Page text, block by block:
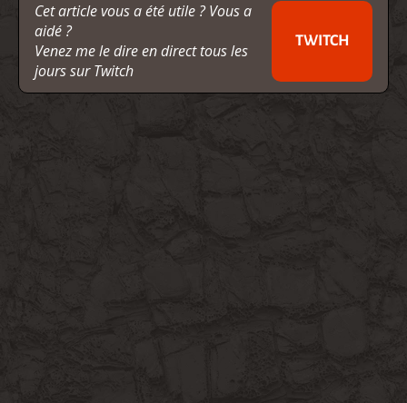
Cet article vous a été utile ? Vous a
aidé ?
Venez me le dire en direct tous les
jours sur Twitch
TWITCH